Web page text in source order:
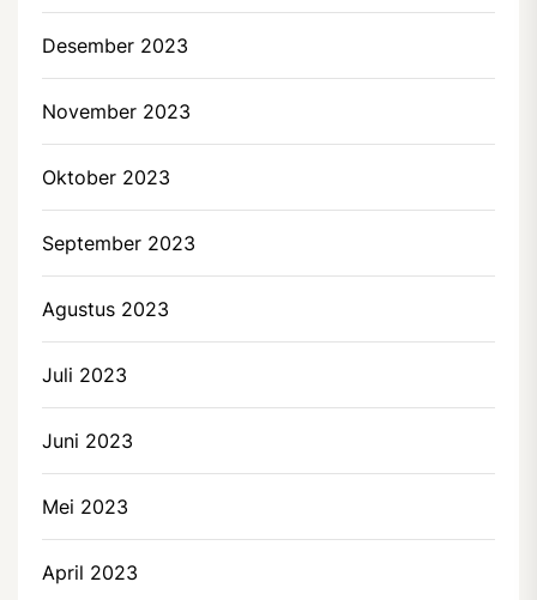
Desember 2023
November 2023
Oktober 2023
September 2023
Agustus 2023
Juli 2023
Juni 2023
Mei 2023
April 2023